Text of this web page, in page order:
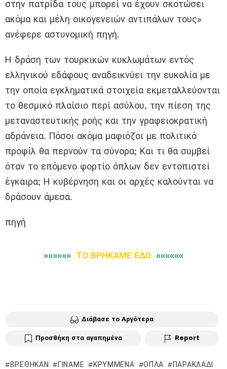
στην πατρίδα τους μπορεί να έχουν σκοτώσει
ακόμα και μέλη οικογενειών αντιπάλων τους»
ανέφερε αστυνομική πηγή.
Η δράση των τουρκικών κυκλωμάτων εντός
ελληνικού εδάφους αναδεικνύει την ευκολία με
την οποία εγκληματικά στοιχεία εκμεταλλεύονται
το θεσμικό πλαίσιο περί ασύλου, την πίεση της
μεταναστευτικής ροής και την γραφειοκρατική
αδράνεια. Πόσοι ακόμα μαφιόζοι με πολιτικό
προφίλ θα περνούν τα σύνορα; Και τι θα συμβεί
όταν το επόμενο φορτίο όπλων δεν εντοπιστεί
έγκαιρα; Η κυβέρνηση και οι αρχές καλούνται να
δράσουν άμεσα.
πηγή
»»»»»» ΤΟ ΒΡΗΚΑΜΕ ΕΔΩ ««««««
Διάβασε το Αργότερα
Προσθήκη στα αγαπημένα Report
ΒΡΈΘΗΚΑΝ ΓΊΝΑΜΕ ΚΡΥΜΜΈΝΑ ΌΠΛΑ
ΠΑΡΑΚΛΆΔΙ